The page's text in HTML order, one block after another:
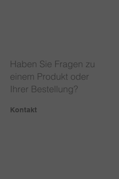
Haben Sie Fragen zu
einem Produkt oder
Ihrer Bestellung?
Kontakt